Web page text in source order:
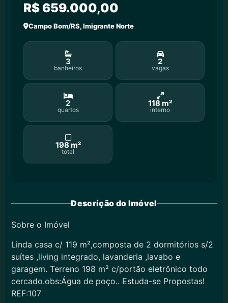
R$ 659.000,00
Campo Bom/RS, Imigrante Norte
3
banheiros
2
vagas
2
quartos
118 m²
interno
198 m²
total
Descrição do Imóvel
Sobre o Imóvel
Linda casa c/ 119 m²,composta de 2 dormitórios s/2
suítes ,living integrado, lavanderia ,lavabo e
garagem. Terreno 198 m² c/portão eletrônico todo
cercado.obs:Água de poço.. Estuda-se Propostas!
REF:107